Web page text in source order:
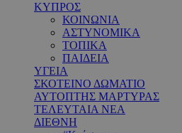
ΚΥΠΡΟΣ
ΚΟΙΝΩΝΙΑ
ΑΣΤΥΝΟΜΙΚΑ
ΤΟΠΙΚΑ
ΠΑΙΔΕΙΑ
ΥΓΕΙΑ
ΣΚΟΤΕΙΝΟ ΔΩΜΑΤΙΟ
ΑΥΤΟΠΤΗΣ ΜΑΡΤΥΡΑΣ
ΤΕΛΕΥΤΑΙΑ ΝΕΑ
ΔΙΕΘΝΗ